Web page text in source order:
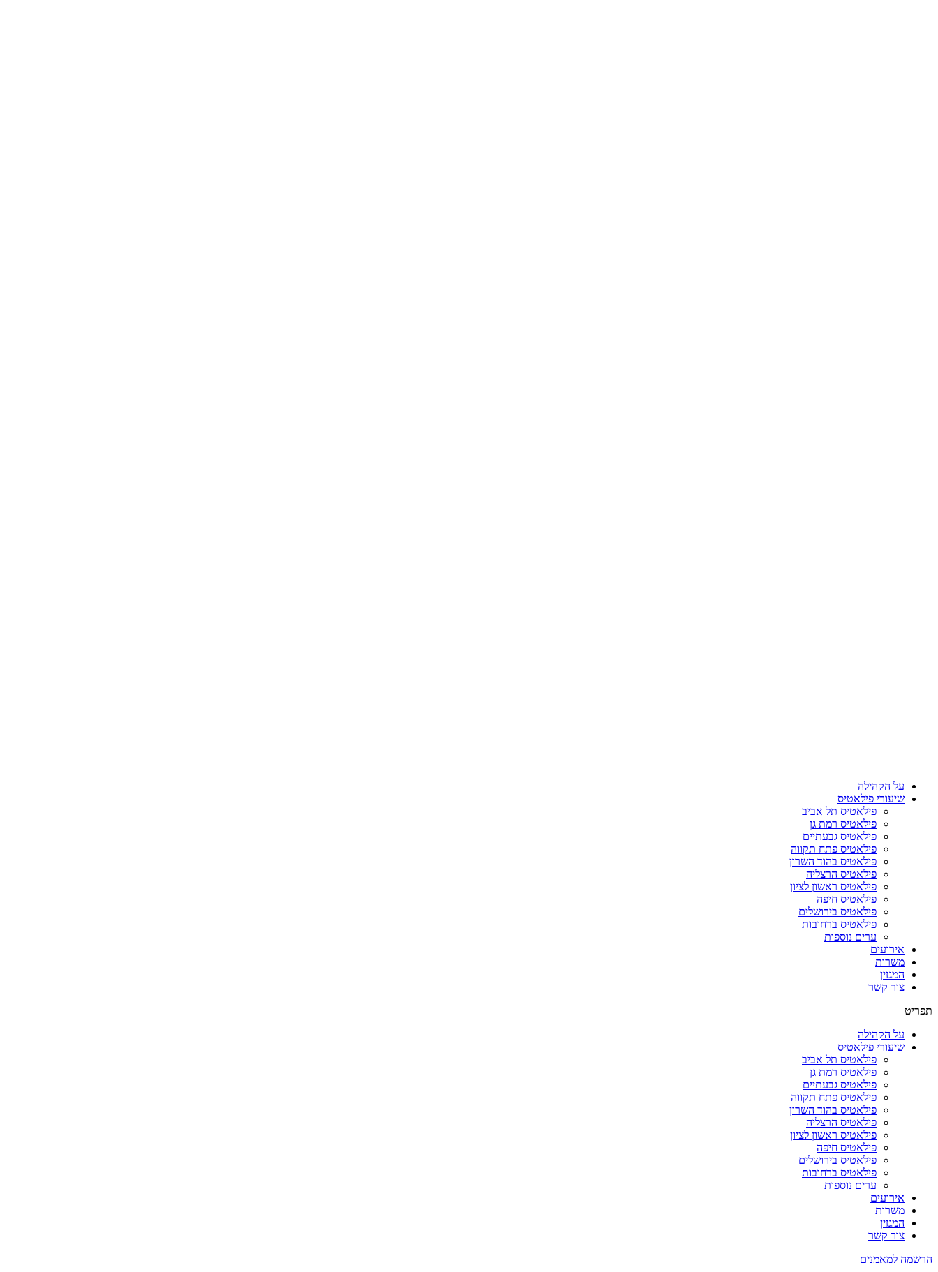
על הקהילה
שיעורי פילאטיס
פילאטיס תל אביב
פילאטיס רמת גן
פילאטיס גבעתיים
פילאטיס פתח תקווה
פילאטיס בהוד השרון
פילאטיס הרצליה
פילאטיס ראשון לציון
פילאטיס חיפה
פילאטיס בירושלים
פילאטיס ברחובות
ערים נוספות
אירועים
משרות
המגזין
צור קשר
תפריט
על הקהילה
שיעורי פילאטיס
פילאטיס תל אביב
פילאטיס רמת גן
פילאטיס גבעתיים
פילאטיס פתח תקווה
פילאטיס בהוד השרון
פילאטיס הרצליה
פילאטיס ראשון לציון
פילאטיס חיפה
פילאטיס בירושלים
פילאטיס ברחובות
ערים נוספות
אירועים
משרות
המגזין
צור קשר
הרשמה למאמנים